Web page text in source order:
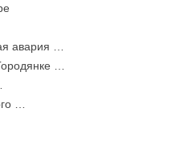
авария …
…
…